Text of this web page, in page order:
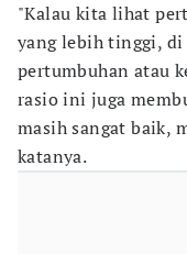
"Kalau kita lihat
yang lebih tinggi, di
pertumbuhan atau
rasio ini juga
masih sangat baik,
katanya.